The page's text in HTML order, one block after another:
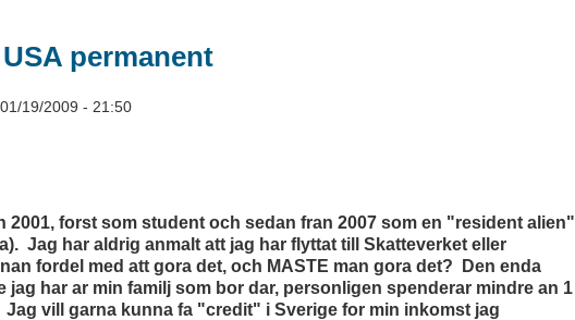
permanent
19/2009 - 21:50
2001, forst som student och sedan fran 2007 som en "resident alien"
Jag har aldrig anmalt att jag har flyttat till Skatteverket eller
fordel med att gora det, och MASTE man gora det? Den enda
jag har ar min familj som bor dar, personligen spenderar mindre an 1
Jag vill garna kunna fa "credit" i Sverige for min inkomst jag